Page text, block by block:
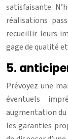
satisfaisante.
réalisations
recueillir leurs
gage de qualité
5.
Prévoyez une
éventuels
augmentation du
les garanties